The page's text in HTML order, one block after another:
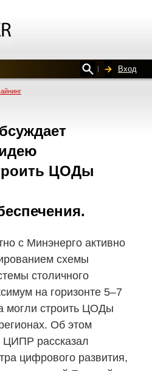
Вход
ЦОДы
с Минэнерго активно
схемы
столичного
на горизонте 5–7
могли строить ЦОДы
Об этом
ЦИПР рассказал
цифрового развития,